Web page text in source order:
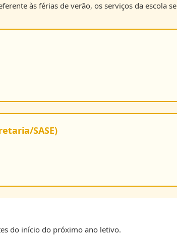
às férias de verão, os serviços da escola
SASE)
do início do próximo ano letivo.